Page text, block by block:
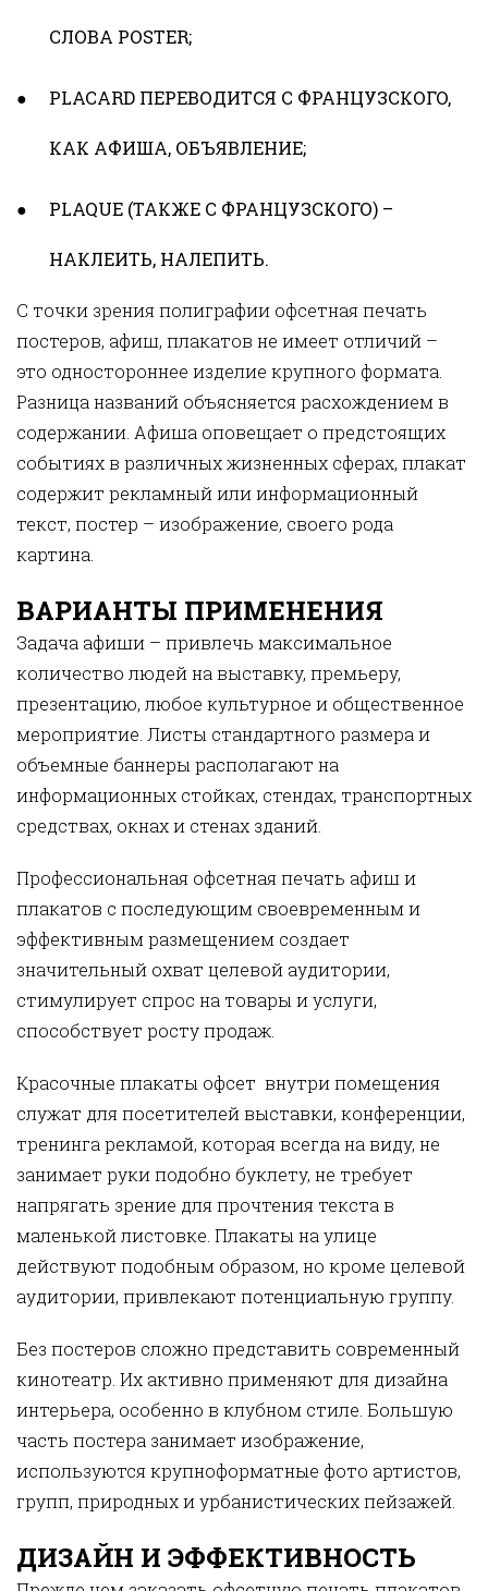
СЛОВА POSTER;
PLACARD ПЕРЕВОДИТСЯ С ФРАНЦУЗСКОГО,
КАК АФИША, ОБЪЯВЛЕНИЕ;
PLAQUE (ТАКЖЕ С ФРАНЦУЗСКОГО) –
НАКЛЕИТЬ, НАЛЕПИТЬ.
С точки зрения полиграфии офсетная печать
постеров, афиш, плакатов не имеет отличий –
это одностороннее изделие крупного формата.
Разница названий объясняется расхождением в
содержании. Афиша оповещает о предстоящих
событиях в различных жизненных сферах, плакат
содержит рекламный или информационный
текст, постер – изображение, своего рода
картина.
ВАРИАНТЫ ПРИМЕНЕНИЯ
Задача афиши – привлечь максимальное
количество людей на выставку, премьеру,
презентацию, любое культурное и общественное
мероприятие. Листы стандартного размера и
объемные баннеры располагают на
информационных стойках, стендах, транспортных
средствах, окнах и стенах зданий.
Профессиональная офсетная печать афиш и
плакатов с последующим своевременным и
эффективным размещением создает
значительный охват целевой аудитории,
стимулирует спрос на товары и услуги,
способствует росту продаж.
Красочные плакаты офсет внутри помещения
служат для посетителей выставки, конференции,
тренинга рекламой, которая всегда на виду, не
занимает руки подобно буклету, не требует
напрягать зрение для прочтения текста в
маленькой листовке. Плакаты на улице
действуют подобным образом, но кроме целевой
аудитории, привлекают потенциальную группу.
Без постеров сложно представить современный
кинотеатр. Их активно применяют для дизайна
интерьера, особенно в клубном стиле. Большую
часть постера занимает изображение,
используются крупноформатные фото артистов,
групп, природных и урбанистических пейзажей.
ДИЗАЙН И ЭФФЕКТИВНОСТЬ